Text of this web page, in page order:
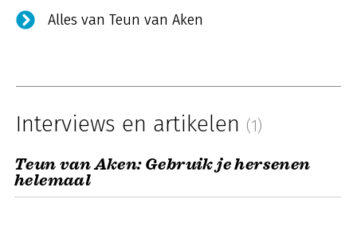
Alles van Teun van Aken
Interviews en artikelen (1)
Teun van Aken: Gebruik je hersenen
helemaal